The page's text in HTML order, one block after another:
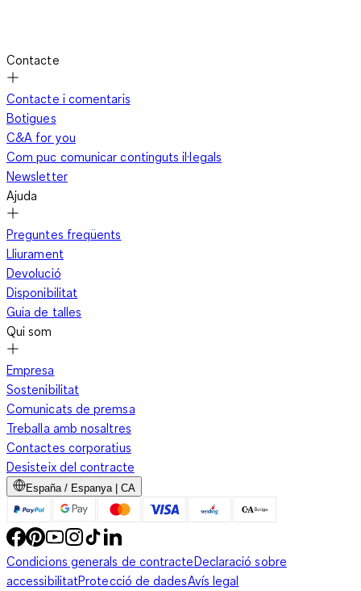
Contacte
Contacte i comentaris
Botigues
C&A for you
Com puc comunicar continguts il·legals
Newsletter
Ajuda
Preguntes freqüents
Lliurament
Devolució
Disponibilitat
Guia de talles
Qui som
Empresa
Sostenibilitat
Comunicats de premsa
Treballa amb nosaltres
Contactes corporatius
Desisteix del contracte
España / Espanya | CA
Condicions generals de contracteDeclaració sobre
accessibilitatProtecció de dadesAvís legal